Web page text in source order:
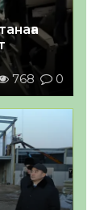
768 0